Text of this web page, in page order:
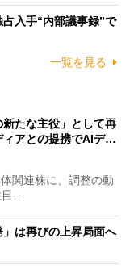
占入手“内部議事録”で
一覧を見る
たな主役」として再
アとの提携でAIデ…
関連株に、調整の動
目…
は再びの上昇局面へ